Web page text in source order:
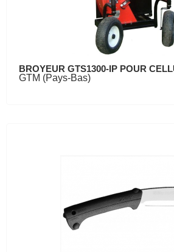
BROYEUR GTS1300-IP POUR
GTM (Pays-Bas)